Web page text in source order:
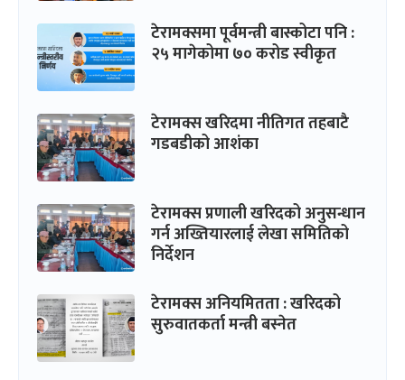
टेरामक्समा पूर्वमन्त्री बास्कोटा पनि :
२५ मागेकोमा ७० करोड स्वीकृत
टेरामक्स खरिदमा नीतिगत तहबाटै
गडबडीको आशंका
टेरामक्स प्रणाली खरिदको अनुसन्धान
गर्न अख्तियारलाई लेखा समितिको
निर्देशन
टेरामक्स अनियमितता : खरिदको
सुरुवातकर्ता मन्त्री बस्नेत